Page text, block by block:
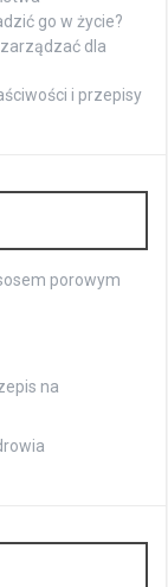
go w życie?
dla
i przepisy
porowym
na